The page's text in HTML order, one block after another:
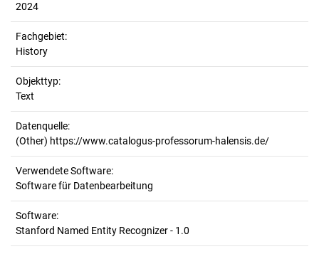
2024
Fachgebiet:
History
Objekttyp:
Text
Datenquelle:
(Other) https://www.catalogus-professorum-halensis.de/
Verwendete Software:
Software für Datenbearbeitung
Software:
Stanford Named Entity Recognizer - 1.0